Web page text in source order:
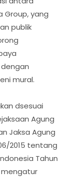
Group, yang
publik
mural.
dsesuai
Agung
Jaksa Agung
2015 tentang
Tahun
mengatur